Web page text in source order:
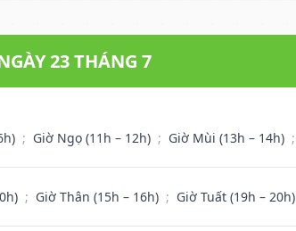
23 THÁNG 7
; Giờ Ngọ (11h – 12h) ; Giờ Mùi (13h – 14h) ;
; Giờ Thân (15h – 16h) ; Giờ Tuất (19h – 20h)